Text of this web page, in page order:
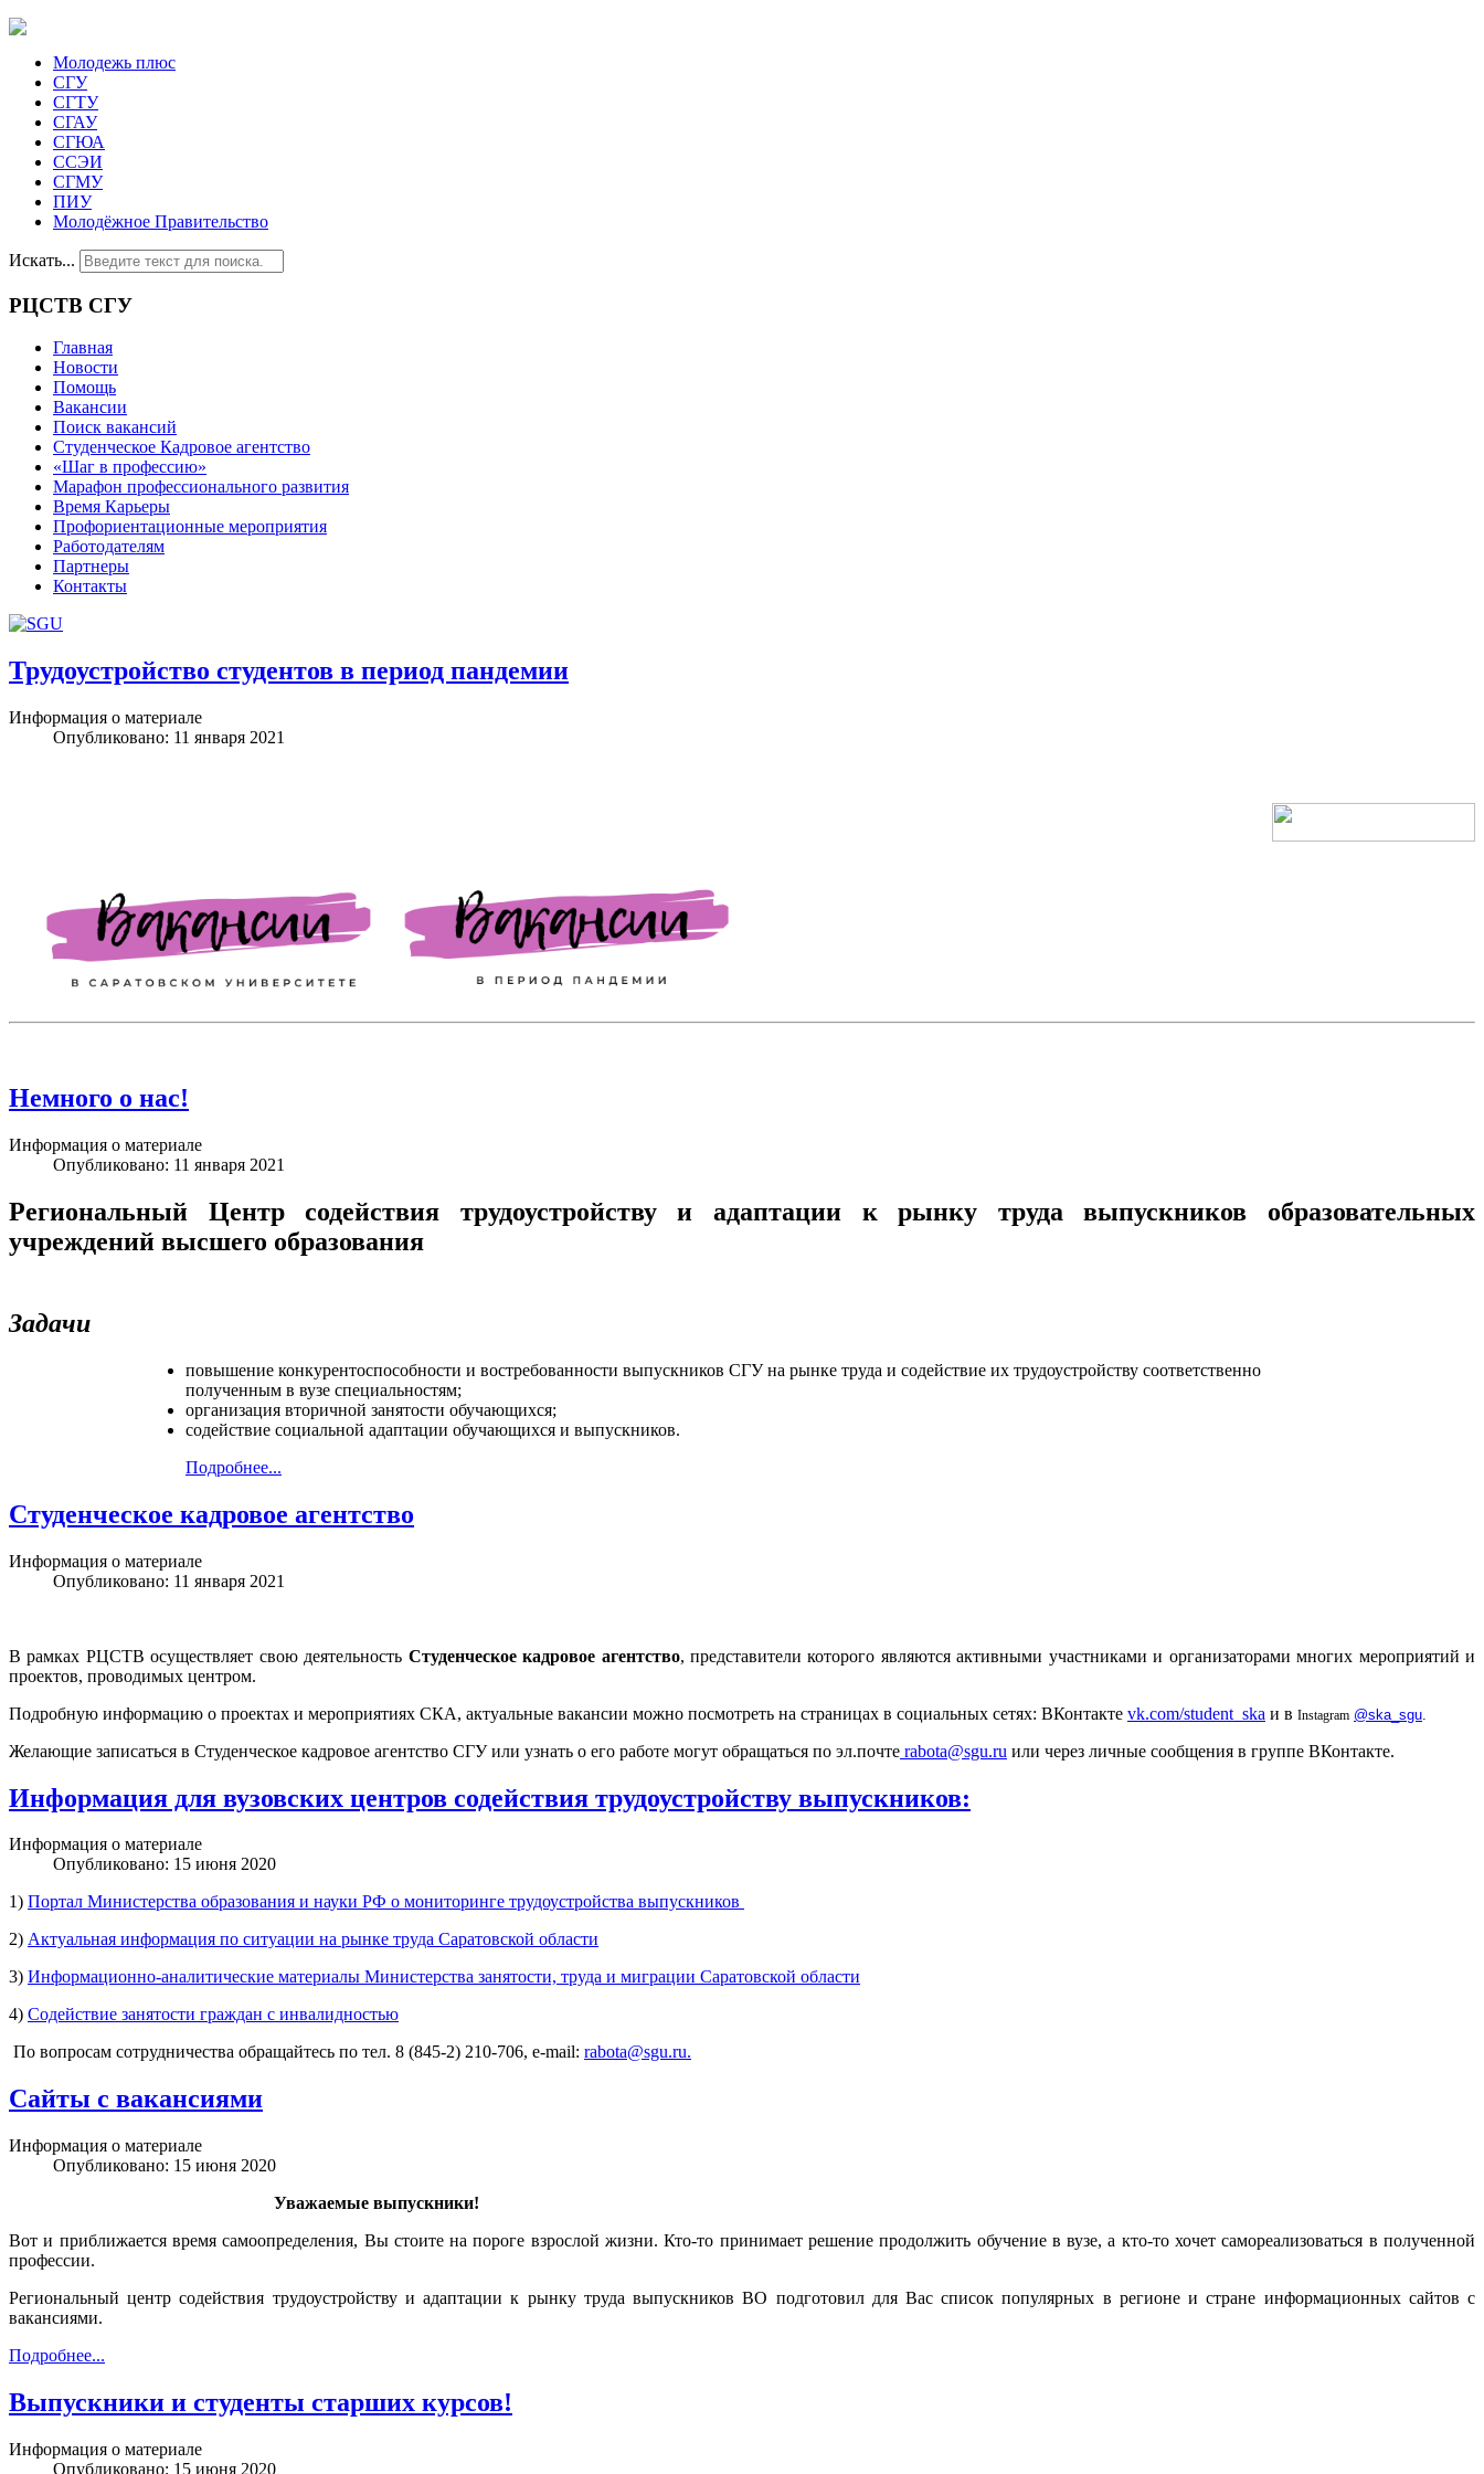
Молодежь плюс
СГУ
СГТУ
СГАУ
СГЮА
ССЭИ
СГМУ
ПИУ
Молодёжное Правительство
Искать...
РЦСТВ СГУ
Главная
Новости
Помощь
Вакансии
Поиск вакансий
Студенческое Кадровое агентство
«Шаг в профессию»
Марафон профессионального развития
Время Карьеры
Профориентационные мероприятия
Работодателям
Партнеры
Контакты
Уроки по Joomla 3 можно найти здесь:http://joomla3x.ru/
Трудоустройство студентов в период пандемии
Информация о материале
Опубликовано: 11 января 2021
Немного о нас!
Информация о материале
Опубликовано: 11 января 2021
Региональный Центр содействия трудоустройству и адаптации к рынку труда выпускников образовательных
учреждений высшего образования
Задачи
повышение конкурентоспособности и востребованности выпускников СГУ на рынке труда и содействие их трудоустройству соответственно
полученным в вузе специальностям;
организация вторичной занятости обучающихся;
содействие социальной адаптации обучающихся и выпускников.
Подробнее...
Студенческое кадровое агентство
Информация о материале
Опубликовано: 11 января 2021
В рамках РЦСТВ осуществляет свою деятельность Студенческое кадровое агентство, представители которого являются активными участниками и организаторами многих мероприятий и
проектов, проводимых центром.
Подробную информацию о проектах и мероприятиях СКА, актуальные вакансии можно посмотреть на страницах в социальных сетях: ВКонтакте vk.com/student_ska и в Instagram @ska_sgu
Желающие записаться в Студенческое кадровое агентство СГУ или узнать о его работе могут обращаться по эл.почте rabota@sgu.ru или через личные сообщения в группе ВКонтакте.
Информация для вузовских центров содействия трудоустройству выпускников:
Информация о материале
Опубликовано: 15 июня 2020
1) Портал Министерства образования и науки РФ о мониторинге трудоустройства выпускников
2) Актуальная информация по ситуации на рынке труда Саратовской области
3) Информационно-аналитические материалы Министерства занятости, труда и миграции Саратовской области
4) Содействие занятости граждан с инвалидностью
По вопросам сотрудничества обращайтесь по тел. 8 (845-2) 210-706, e-mail: rabota@sgu.ru.
Сайты с вакансиями
Информация о материале
Опубликовано: 15 июня 2020
Уважаемые выпускники!
Вот и приближается время самоопределения, Вы стоите на пороге взрослой жизни. Кто-то принимает решение продолжить обучение в вузе, а кто-то хочет самореализоваться в полученной
профессии.
Региональный центр содействия трудоустройству и адаптации к рынку труда выпускников ВО подготовил для Вас список популярных в регионе и стране информационных сайтов с
вакансиями.
Подробнее...
Выпускники и студенты старших курсов!
Информация о материале
Опубликовано: 15 июня 2020